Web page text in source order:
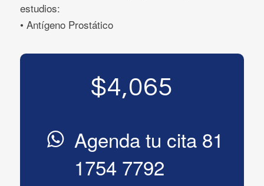
estudios:
• Antígeno Prostático
$4,065
Agenda tu cita 81
1754 7792